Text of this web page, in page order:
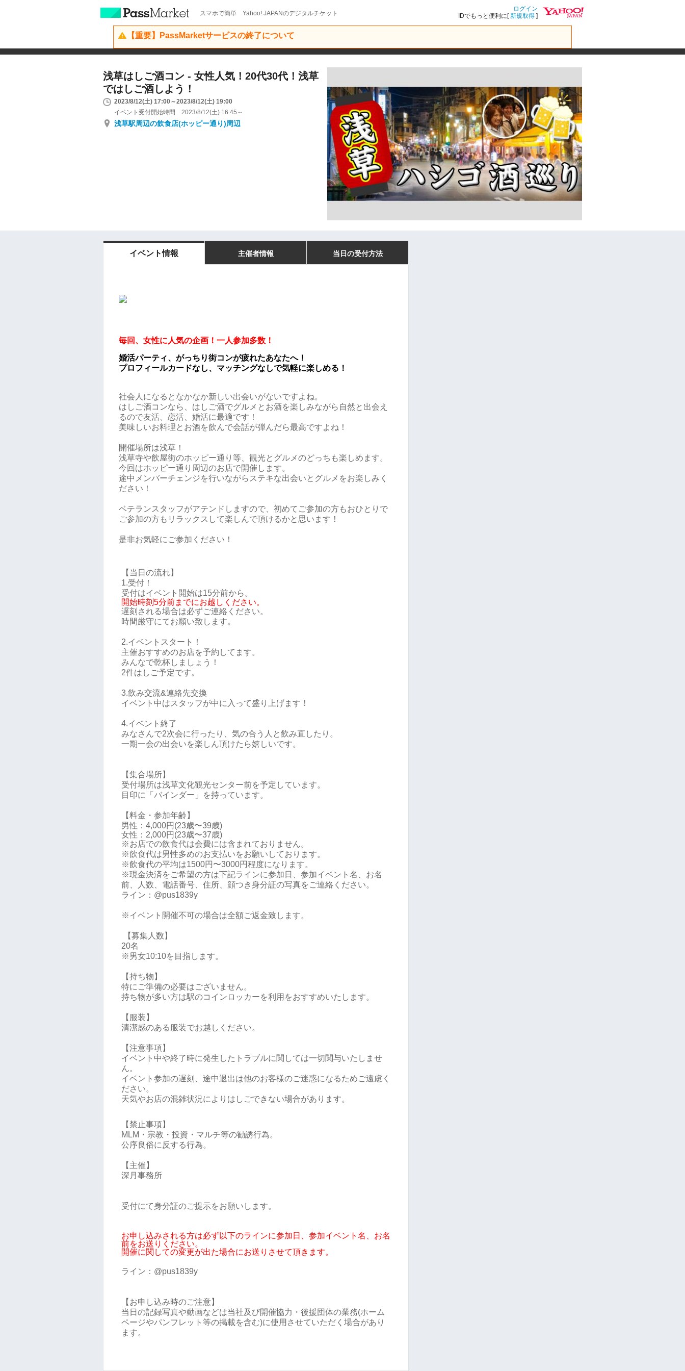
スマホで簡単 Yahoo! JAPANのデジタルチケット
ログイン
IDでもっと便利に[新規取得 ]
【重要】PassMarketサービスの終了について
浅草はしご酒コン - 女性人気！20代30代！浅草
ではしご酒しよう！
2023/8/12(土) 17:00～2023/8/12(土) 19:00
イベント受付開始時間 2023/8/12(土) 16:45～
浅草駅周辺の飲食店(ホッピー通り)周辺
イベント情報 主催者情報 当日の受付方法
毎回、女性に人気の企画！ 一人参加多数！
婚活パーティ、がっちり街コンが疲れたあなたへ！
プロフィールカードなし、マッチングなしで気軽に楽しめる！
社会人になるとなかなか新しい出会いがないですよね。
はしご酒コンなら、はしご酒でグルメとお酒を楽しみながら自然と出会え
るので友活、恋活、婚活に最適です！
美味しいお料理とお酒を飲んで会話が弾んだら最高ですよね！
開催場所は浅草！
浅草寺や飲屋街のホッピー通り等、観光とグルメのどっちも楽しめます。
今回はホッピー通り周辺のお店で開催します。
途中メンバーチェンジを行いながらステキな出会いとグルメをお楽しみく
ださい！
ベテランスタッフがアテンドしますので、初めてご参加の方もおひとりで
ご参加の方もリラックスして楽しんで頂けるかと思います！
是非お気軽にご参加ください！
【当日の流れ】
1.受付！
受付はイベント開始は15分前から。
開始時刻5分前までにお越しください。
遅刻される場合は必ずご連絡ください。
時間厳守にてお願い致します。
2.イベントスタート！
主催おすすめのお店を予約してます。
みんなで乾杯しましょう！
2件はしご予定です。
3.飲み交流&連絡先交換
イベント中はスタッフが中に入って盛り上げます！
4.イベント終了
みなさんで2次会に行ったり、気の合う人と飲み直したり。
一期一会の出会いを楽しん頂けたら嬉しいです。
【集合場所】
受付場所は浅草文化観光センター前を予定しています。
目印に「バインダー」を持っています。
【料金・参加年齢】
男性：4,000円(23歳〜39歳)
女性： 2,000円(23歳〜37歳)
※お店での飲食代は会費には含まれておりません。
※飲食代は男性多めのお支払いをお願いしております。
※飲食代の平均は1500円〜3000円程度になります。
※現金決済をご希望の方は下記ラインに参加日、参加イベント名、お名
前、人数、電話番号、住所、顔つき身分証の写真をご連絡ください。
ライン：@pus1839y
※イベント開催不可の場合は全額ご返金致します。
【募集人数】
20名
※男女10:10を目指します。
【持ち物】
特にご準備の必要はございません。
持ち物が多い方は駅のコインロッカーを利用をおすすめいたします。
【服装】
清潔感のある服装でお越しください。
【注意事項】
イベント中や終了時に発生したトラブルに関しては一切関与いたしませ
ん。
イベント参加の遅刻、途中退出は他のお客様のご迷惑になるためご遠慮く
ださい。
天気やお店の混雑状況によりはしごできない場合があります。
【禁止事項】
MLM・宗教・投資・マルチ等の勧誘行為。
公序良俗に反する行為。
【主催】
深月事務所
受付にて身分証のご提示をお願いします。
お申し込みされる方は必ず以下のラインに参加日、参加イベント名、お名
前をお送りください。
開催に関しての変更が出た場合にお送りさせて頂きます。
ライン：@pus1839y
【お申し込み時のご注意】
当日の記録写真や動画などは当社及び開催協力・後援団体の業務(ホーム
ページやパンフレット等の掲載を含む)に使用させていただく場合があり
ます。